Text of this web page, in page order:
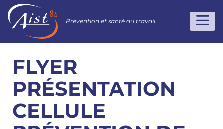
Prévention et santé au travail
FLYER
PRÉSENTATION
CELLULE